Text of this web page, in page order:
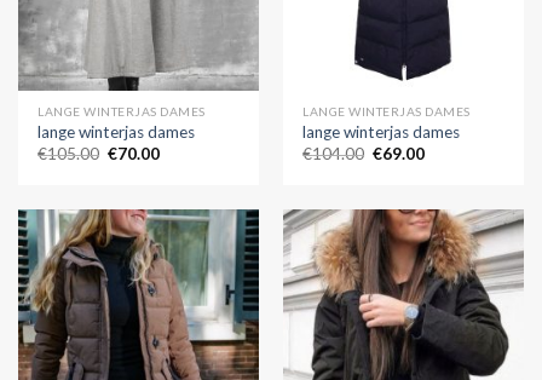
LANGE WINTERJAS DAMES
lange winterjas dames
€105.00 €70.00
LANGE WINTERJAS DAMES
lange winterjas dames
€104.00 €69.00